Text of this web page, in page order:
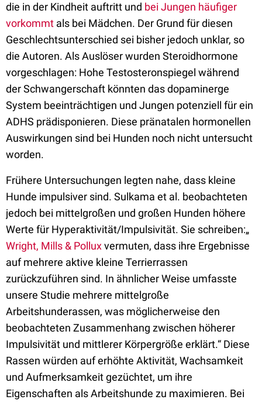
die in der Kindheit auftritt und bei Jungen häufiger
vorkommt als bei Mädchen. Der Grund für diesen
Geschlechtsunterschied sei bisher jedoch unklar, so
die Autoren. Als Auslöser wurden Steroidhormone
vorgeschlagen: Hohe Testosteronspiegel während
der Schwangerschaft könnten das dopaminerge
System beeinträchtigen und Jungen potenziell für ein
ADHS prädisponieren. Diese pränatalen hormonellen
Auswirkungen sind bei Hunden noch nicht untersucht
worden.
Frühere Untersuchungen legten nahe, dass kleine
Hunde impulsiver sind. Sulkama et al. beobachteten
jedoch bei mittelgroßen und großen Hunden höhere
Werte für Hyperaktivität/Impulsivität. Sie schreiben:„
Wright, Mills & Polluxvermuten, dass ihre Ergebnisse
auf mehrere aktive kleine Terrierrassen
zurückzuführen sind. In ähnlicher Weise umfasste
unsere Studie mehrere mittelgroße
Arbeitshunderassen, was möglicherweise den
beobachteten Zusammenhang zwischen höherer
Impulsivität und mittlerer Körpergröße erklärt.“ Diese
Rassen würden auf erhöhte Aktivität, Wachsamkeit
und Aufmerksamkeit gezüchtet, um ihre
Eigenschaften als Arbeitshunde zu maximieren. Bei